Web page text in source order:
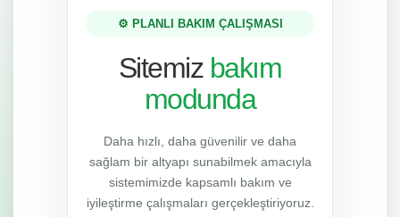
⚙️ PLANLI BAKIM ÇALIŞMASI
Sitemiz bakım
modunda
Daha hızlı, daha güvenilir ve daha
sağlam bir altyapı sunabilmek amacıyla
sistemimizde kapsamlı bakım ve
iyileştirme çalışmaları gerçekleştiriyoruz.